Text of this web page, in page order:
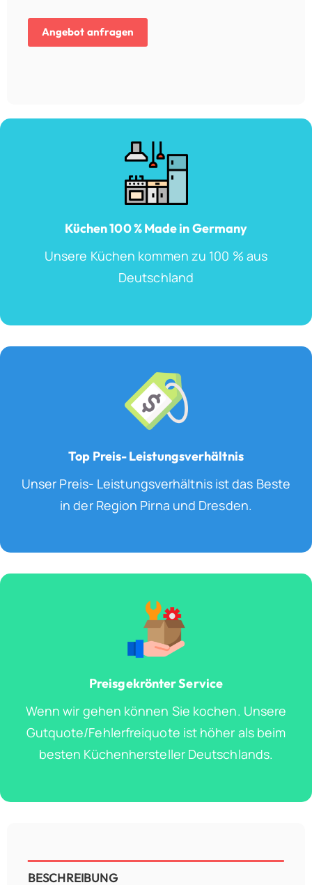
Preis
ist:
Angebot anfragen
Küchen 100 % Made in Germany
Unsere Küchen kommen zu 100 % aus
Deutschland
Top Preis- Leistungsverhältnis
Unser Preis- Leistungsverhältnis ist das Beste
in der Region Pirna und Dresden.
Preisgekrönter Service
Wenn wir gehen können Sie kochen. Unsere
Gutquote/Fehlerfreiquote ist höher als beim
besten Küchenhersteller Deutschlands.
BESCHREIBUNG